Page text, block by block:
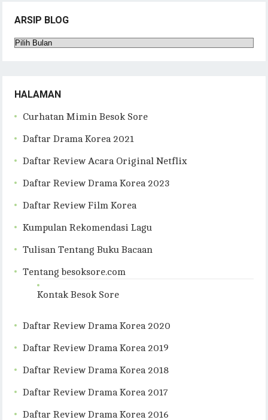
ARSIP BLOG
Arsip
HALAMAN
Curhatan Mimin Besok Sore
Daftar Drama Korea 2021
Daftar Review Acara Original Netflix
Daftar Review Drama Korea 2023
Daftar Review Film Korea
Kumpulan Rekomendasi Lagu
Tulisan Tentang Buku Bacaan
Tentang besoksore.com
Kontak Besok Sore
Daftar Review Drama Korea 2020
Daftar Review Drama Korea 2019
Daftar Review Drama Korea 2018
Daftar Review Drama Korea 2017
Daftar Review Drama Korea 2016